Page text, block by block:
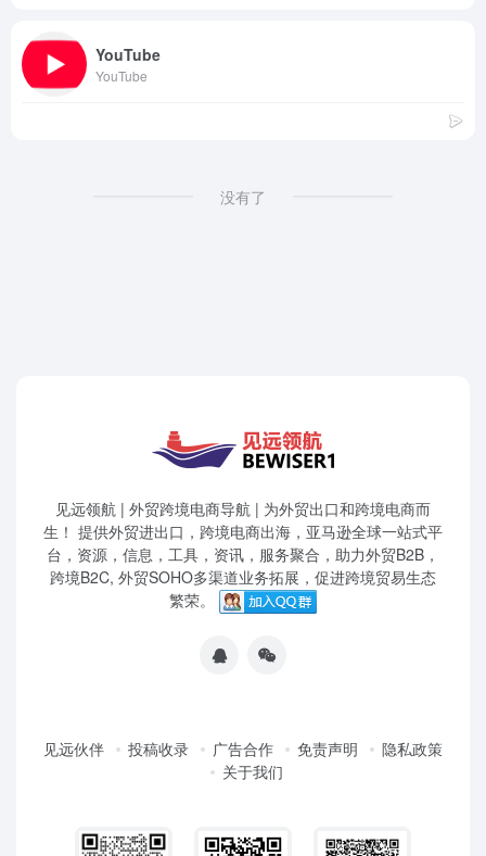
YouTube
YouTube
没有了
见远领航 | 外贸跨境电商导航 | 为外贸出口和跨境电商而
生！ 提供外贸进出口，跨境电商出海，亚马逊全球一站式平
台，资源，信息，工具，资讯，服务聚合，助力外贸B2B，
跨境B2C, 外贸SOHO多渠道业务拓展，促进跨境贸易生态
繁荣。
见远伙伴 投稿收录 广告合作 免责声明
隐私政策
关于我们